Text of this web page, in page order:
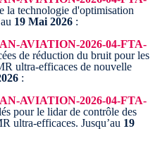
la technologie d'optimisation
19 Mai 2026 :
AVIATION-2026-04-FTA-
de réduction du bruit pour les
ultra-efficaces de nouvelle
:
AVIATION-2026-04-FTA-
pour le lidar de contrôle des
ultra-efficaces. Jusqu’au 19